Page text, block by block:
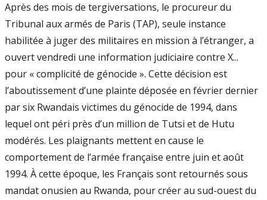
Après des mois de tergiversations, le procureur du
Tribunal aux armés de Paris (TAP), seule instance
habilitée à juger des militaires en mission à l’étranger, a
ouvert vendredi une information judiciaire contre X...
pour « complicité de génocide ». Cette décision est
l’aboutissement d’une plainte déposée en février dernier
par six Rwandais victimes du génocide de 1994, dans
lequel ont péri près d’un million de Tutsi et de Hutu
modérés. Les plaignants mettent en cause le
comportement de l’armée française entre juin et août
1994. À cette époque, les Français sont retournés sous
mandat onusien au Rwanda, pour créer au sud-ouest du